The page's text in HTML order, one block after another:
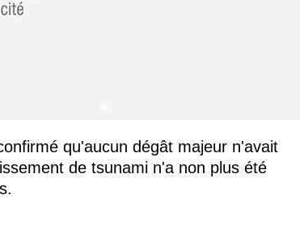
qu'aucun dégât majeur n'avait
de tsunami n'a non plus été